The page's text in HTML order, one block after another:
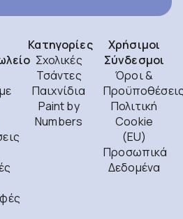
Κατηγορίες
Σχολικές
Τσάντες
Παιχνίδια
Paint by
Numbers
Χρήσιμοι
Σύνδεσμοι
Όροι &
Πολιτική
Cookie
(EU)
Προσωπικά
Δεδομένα